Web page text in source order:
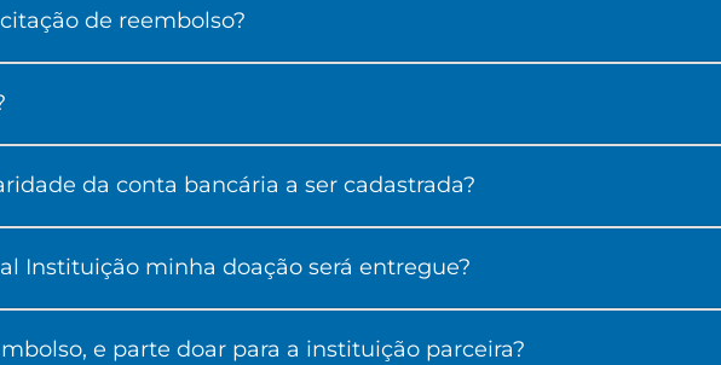
de reembolso?
da conta bancária a ser cadastrada?
Instituição minha doação será entregue?
e parte doar para a instituição parceira?